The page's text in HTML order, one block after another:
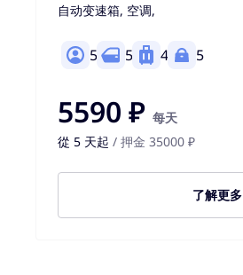
自动变速箱, 空调,
5 5 4 5
5590 ₽ 每天
從 5 天起 / 押金 35000 ₽
了解更多